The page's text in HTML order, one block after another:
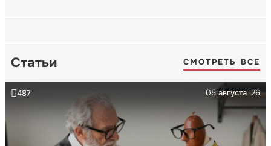
Статьи СМОТРЕТЬ ВСЕ
05 августа '26
487